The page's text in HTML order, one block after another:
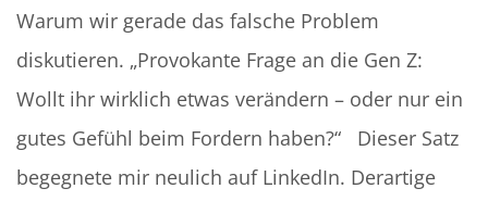
Warum wir gerade das falsche Problem
diskutieren. „Provokante Frage an die Gen Z:
Wollt ihr wirklich etwas verändern – oder nur ein
gutes Gefühl beim Fordern haben?“ Dieser Satz
begegnete mir neulich auf LinkedIn. Derartige